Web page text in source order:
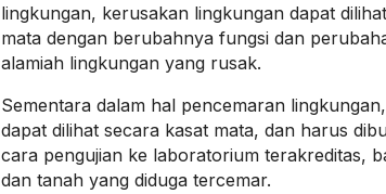
lingkungan, kerusakan lingkungan dapat
mata dengan berubahnya fungsi dan
alamiah lingkungan yang rusak.
Sementara dalam hal pencemaran
dapat dilihat secara kasat mata, dan harus
cara pengujian ke laboratorium terakreditas,
dan tanah yang diduga tercemar.